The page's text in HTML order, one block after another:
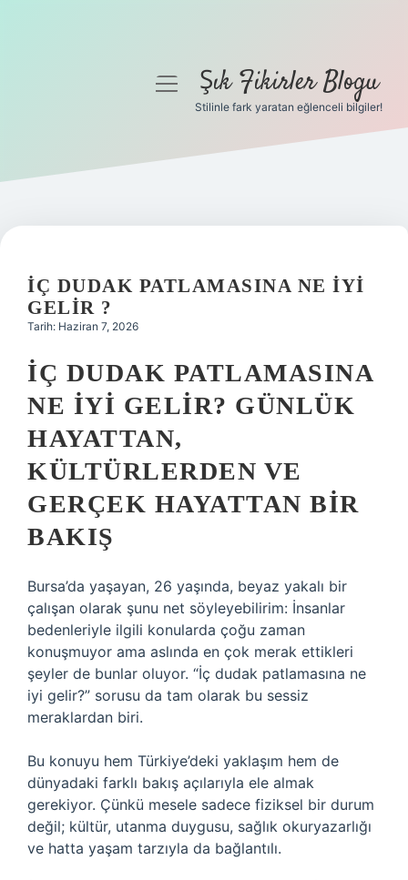
Gizlilik Politikası
Yasal Uyarı
menüyüŞık Fikirler Blogu
Stilinle fark yaratan eğlenceli bilgiler!
İÇ DUDAK PATLAMASINA NE IYI
GELIR ?
Tarih: Haziran 7, 2026
İÇ DUDAK PATLAMASINA
NE İYI GELIR? GÜNLÜK
HAYATTAN,
KÜLTÜRLERDEN VE
GERÇEK HAYATTAN BIR
BAKIŞ
Bursa’da yaşayan, 26 yaşında, beyaz yakalı bir
çalışan olarak şunu net söyleyebilirim: İnsanlar
bedenleriyle ilgili konularda çoğu zaman
konuşmuyor ama aslında en çok merak ettikleri
şeyler de bunlar oluyor. “İç dudak patlamasına ne
iyi gelir?” sorusu da tam olarak bu sessiz
meraklardan biri.
Bu konuyu hem Türkiye’deki yaklaşım hem de
dünyadaki farklı bakış açılarıyla ele almak
gerekiyor. Çünkü mesele sadece fiziksel bir durum
değil; kültür, utanma duygusu, sağlık okuryazarlığı
ve hatta yaşam tarzıyla da bağlantılı.